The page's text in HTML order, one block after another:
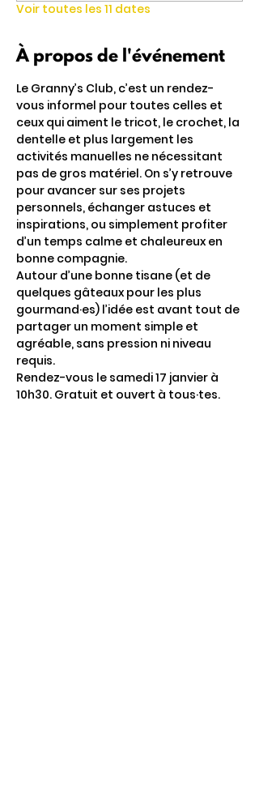
Voir toutes les 11 dates
À propos de l'événement
Le Granny’s Club, c’est un rendez-
vous informel pour toutes celles et
ceux qui aiment le tricot, le crochet, la
dentelle et plus largement les
activités manuelles ne nécessitant
pas de gros matériel. On s’y retrouve
pour avancer sur ses projets
personnels, échanger astuces et
inspirations, ou simplement profiter
d’un temps calme et chaleureux en
bonne compagnie.
Autour d’une bonne tisane (et de
quelques gâteaux pour les plus
gourmand·es) l’idée est avant tout de
partager un moment simple et
agréable, sans pression ni niveau
requis.
Rendez-vous le samedi 17 janvier à
10h30. Gratuit et ouvert à tous·tes.